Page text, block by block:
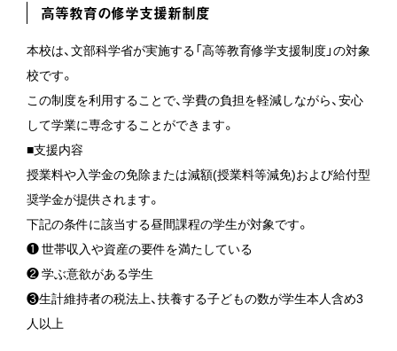
高等教育の修学支援新制度
本校は、文部科学省が実施する「高等教育修学支援制度」の対象
校です。
この制度を利用することで、学費の負担を軽減しながら、安心
して学業に専念することができます。
■支援内容
授業料や入学金の免除または減額(授業料等減免)および給付型
奨学金が提供されます。
下記の条件に該当する昼間課程の学生が対象です。
❶ 世帯収入や資産の要件を満たしている
❷ 学ぶ意欲がある学生
❸生計維持者の税法上、扶養する子どもの数が学生本人含め3
人以上